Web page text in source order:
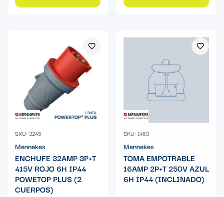
SKU: 3245
Mennekes
ENCHUFE 32AMP 3P+T
415V ROJO 6H IP44
POWETOP PLUS (2
CUERPOS)
SKU: 1463
Mennekes
TOMA EMPOTRABLE
16AMP 2P+T 250V AZUL
6H IP44 (INCLINADO)